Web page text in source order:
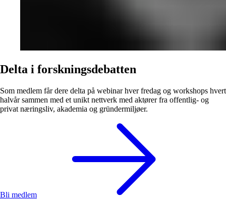
Delta i forskningsdebatten
Som medlem får dere delta på webinar hver fredag og workshops hvert
halvår sammen med et unikt nettverk med aktører fra offentlig- og
privat næringsliv, akademia og gründermiljøer.
Bli medlem